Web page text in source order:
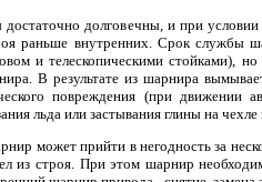
долговечны, и при
раньше внутренних. Срок службы
и телескопическими стойками),
В результате из шарнира
повреждения (при движении
льда или застывания глины на
может прийти в негодность за
из строя. При этом шарнир